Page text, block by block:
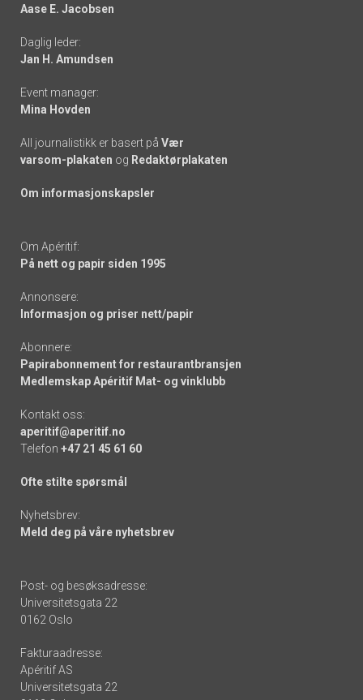
-
links
Aase E. Jacobsen
Daglig leder:
Jan H. Amundsen
Event manager:
Mina Hovden
All journalistikk er basert på Vær
varsom-plakaten og Redaktørplakaten
Om informasjonskapsler
Om Apéritif:
På nett og papir siden 1995
Annonsere:
Informasjon og priser nett/papir
Abonnere:
Papirabonnement for restaurantbransjen
Medlemskap Apéritif Mat- og vinklubb
Kontakt oss:
aperitif@aperitif.no
Telefon +47 21 45 61 60
Ofte stilte spørsmål
Nyhetsbrev:
Meld deg på våre nyhetsbrev
Post- og besøksadresse:
Universitetsgata 22
0162 Oslo
Fakturaadresse:
Apéritif AS
Universitetsgata 22